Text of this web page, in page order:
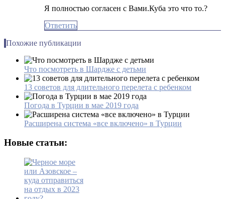
Я полностью согласен с Вами.Куба это что то.?
Ответить
Похожие публикации
Что посмотреть в Шардже с детьми
13 советов для длительного перелета с ребенком
Погода в Турции в мае 2019 года
Расширена система «все включено» в Турции
Новые статьи: